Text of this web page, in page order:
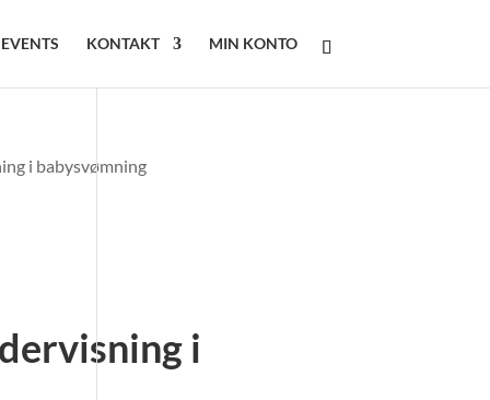
KONTAKT MIN KONTO
i babysvømning
i